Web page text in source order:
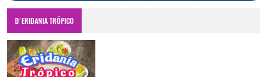
D´ERIDANIA TRÓPICO